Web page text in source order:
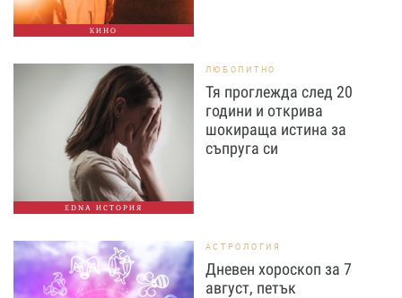
КИНО
EDNA ИСТОРИЯ
ЛЮБОПИТНО
Тя проглежда след 20
години и открива
шокираща истина за
съпруга си
АСТРОЛОГИЯ
Дневен хороскоп за 7
август, петък